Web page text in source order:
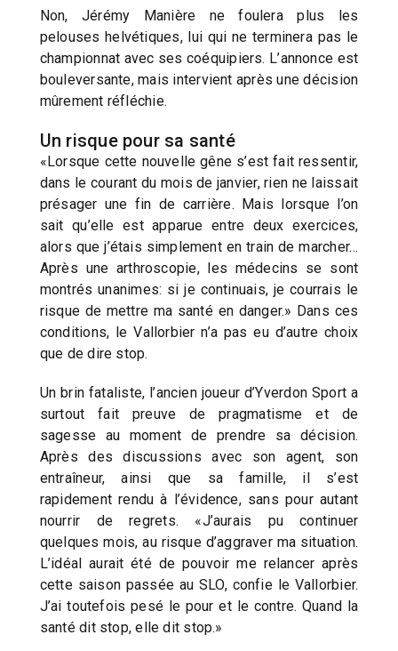
Non, Jérémy Manière ne foulera plus les
pelouses helvétiques, lui qui ne terminera pas le
championnat avec ses coéquipiers. L’annonce est
bouleversante, mais intervient après une décision
mûrement réfléchie.
Un risque pour sa santé
«Lorsque cette nouvelle gêne s’est fait ressentir,
dans le courant du mois de janvier, rien ne laissait
présager une fin de carrière. Mais lorsque l’on
sait qu’elle est apparue entre deux exercices,
alors que j’étais simplement en train de marcher…
Après une arthroscopie, les médecins se sont
montrés unanimes: si je continuais, je courrais le
risque de mettre ma santé en danger.» Dans ces
conditions, le Vallorbier n’a pas eu d’autre choix
que de dire stop.
Un brin fataliste, l’ancien joueur d’Yverdon Sport a
surtout fait preuve de pragmatisme et de
sagesse au moment de prendre sa décision.
Après des discussions avec son agent, son
entraîneur, ainsi que sa famille, il s’est
rapidement rendu à l’évidence, sans pour autant
nourrir de regrets. «J’aurais pu continuer
quelques mois, au risque d’aggraver ma situation.
L’idéal aurait été de pouvoir me relancer après
cette saison passée au SLO, confie le Vallorbier.
J’ai toutefois pesé le pour et le contre. Quand la
santé dit stop, elle dit stop.»